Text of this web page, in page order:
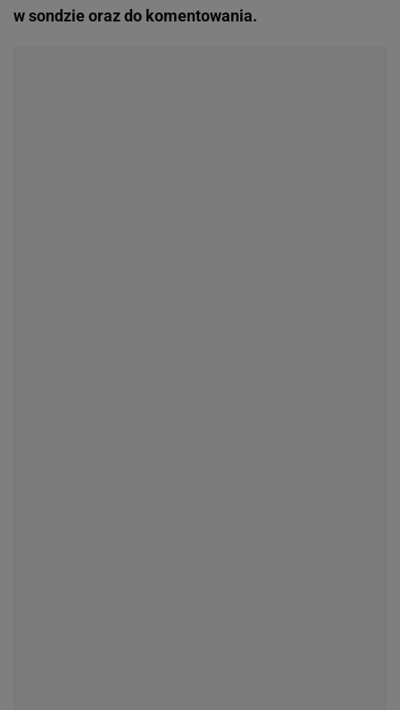
w sondzie oraz do komentowania.